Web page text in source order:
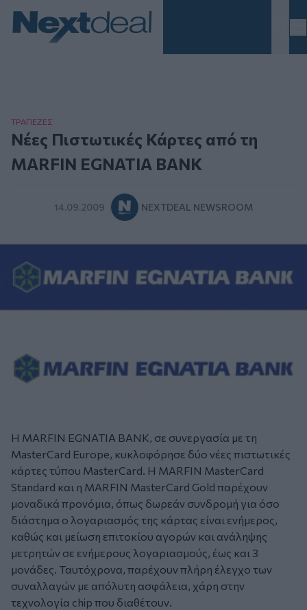
ΤΡAΠΕΖΕΣ
Νέες Πιστωτικές Κάρτες από τη
MARFIN EGNATIA BANK
14.09.2009 NEXTDEAL NEWSROOM
Η MARFIN EGNATIA BANK, σε συνεργασία με τη
MasterCard Europe, κυκλοφόρησε δύο νέες πιστωτικές
κάρτες τύπου MasterCard. H MARFIN MasterCard
Standard και η MARFIN MasterCard Gold παρέχουν
μοναδικά προνόμια, όπως δωρεάν συνδρομή για όσο
διάστημα ο λογαριασμός της κάρτας είναι ενήμερος,
καθώς και μείωση επιτοκίου αγορών και ανάληψης
μετρητών σε ενήμερους λογαριασμούς, έως και 3
μονάδες. Ταυτόχρονα, παρέχουν πλήρη έλεγχο των
συναλλαγών με απόλυτη ασφάλεια, χάρη στην
τεχνολογία chip που διαθέτουν.